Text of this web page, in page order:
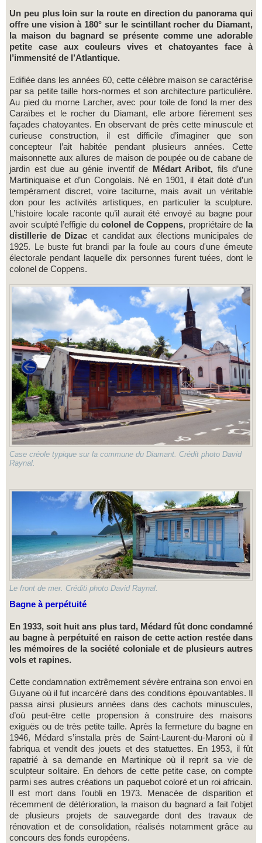
Un peu plus loin sur la route en direction du panorama qui
offre une vision à 180° sur le scintillant rocher du Diamant,
la maison du bagnard se présente comme une adorable
petite case aux couleurs vives et chatoyantes face à
l’immensité de l’Atlantique.
Edifiée dans les années 60, cette célèbre maison se caractérise
par sa petite taille hors-normes et son architecture particulière.
Au pied du morne Larcher, avec pour toile de fond la mer des
Caraïbes et le rocher du Diamant, elle arbore fièrement ses
façades chatoyantes. En observant de près cette minuscule et
curieuse construction, il est difficile d’imaginer que son
concepteur l’ait habitée pendant plusieurs années. Cette
maisonnette aux allures de maison de poupée ou de cabane de
jardin est due au génie inventif de Médart Aribot, fils d’une
Martiniquaise et d’un Congolais. Né en 1901, il était doté d’un
tempérament discret, voire taciturne, mais avait un véritable
don pour les activités artistiques, en particulier la sculpture.
L’histoire locale raconte qu’il aurait été envoyé au bagne pour
avoir sculpté l’effigie ducolonel de Coppens, propriétaire de la
distillerie de Dizac et candidat aux élections municipales de
1925. Le buste fut brandi par la foule au cours d'une émeute
électorale pendant laquelle dix personnes furent tuées, dont le
colonel de Coppens.
Case créole typique sur la commune du Diamant. Crédit photo David
Raynal.
Le front de mer. Créditi photo David Raynal.
Bagne à perpétuité
En 1933, soit huit ans plus tard, Médard fût donc condamné
au bagne à perpétuité en raison de cette action restée dans
les mémoires de la société coloniale et de plusieurs autres
vols et rapines.
Cette condamnation extrêmement sévère entraina son envoi en
Guyane où il fut incarcéré dans des conditions épouvantables. Il
passa ainsi plusieurs années dans des cachots minuscules,
d’où peut-être cette propension à construire des maisons
exiguës ou de très petite taille. Après la fermeture du bagne en
1946, Médard s’installa près de Saint-Laurent-du-Maroni où il
fabriqua et vendit des jouets et des statuettes. En 1953, il fût
rapatrié à sa demande en Martinique où il reprit sa vie de
sculpteur solitaire. En dehors de cette petite case, on compte
parmi ses autres créations un paquebot coloré et un roi africain.
Il est mort dans l’oubli en 1973. Menacée de disparition et
récemment de détérioration, la maison du bagnard a fait l’objet
de plusieurs projets de sauvegarde dont des travaux de
rénovation et de consolidation, réalisés notamment grâce au
concours des fonds européens.